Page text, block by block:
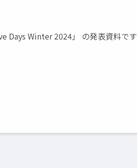
Days Winter 2024」 の発表資料です